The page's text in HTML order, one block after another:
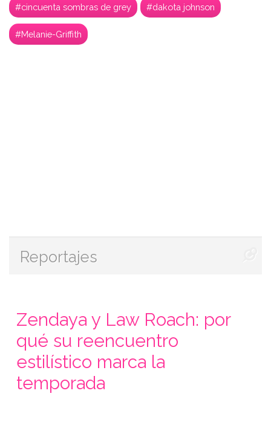
#cincuenta sombras de grey #dakota johnson
#Melanie-Griffith
Reportajes
Zendaya y Law Roach: por
qué su reencuentro
estilístico marca la
temporada